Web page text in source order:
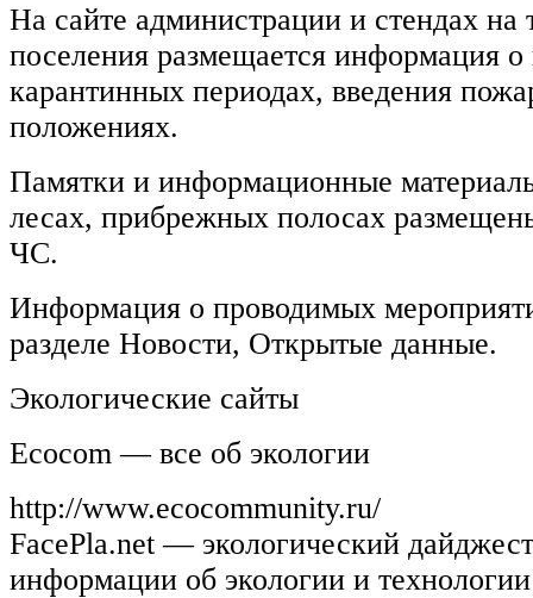
На сайте администрации и стендах на
поселения размещается информация о
карантинных периодах, введения
положениях.
Памятки и информационные
лесах, прибрежных полосах
ЧС.
Информация о проводимых
разделе Новости, Открытые данные.
Экологические сайты
Ecocom — все об экологии
http://www.ecocommunity.ru/
FacePla.net — экологический
информации об экологии и технологии